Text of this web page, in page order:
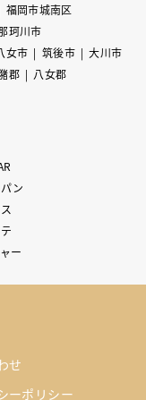
福岡市城南区
珂川市
女市 筑後市
大川市
郡 八女郡
ン
ー
せ
ーポリシー